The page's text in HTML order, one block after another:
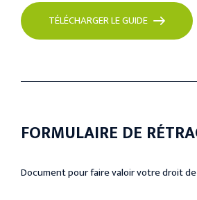
TÉLÉCHARGER LE GUIDE
FORMULAIRE DE
Document pour faire valoir votre droit